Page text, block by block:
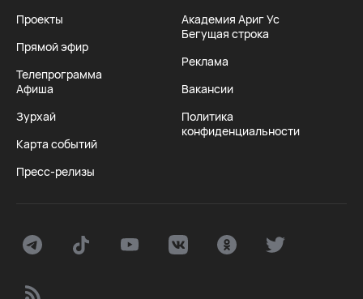
Проекты
Прямой эфир
Телепрограмма
Афиша
Зурхай
Карта событий
Пресс-релизы
Академия Ариг Ус
Бегущая строка
Реклама
Вакансии
Политика
конфиденциальности